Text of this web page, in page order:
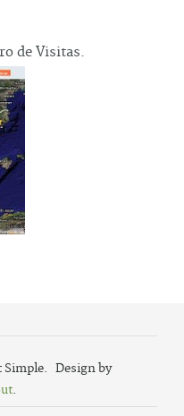
de Visitas.
Simple. Design by
.